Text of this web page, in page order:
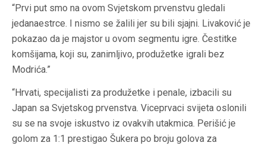
“Prvi put smo na ovom Svjetskom prvenstvu gledali
jedanaestrce. I nismo se žalili jer su bili sjajni. Livaković je
pokazao da je majstor u ovom segmentu igre. Čestitke
komšijama, koji su, zanimljivo, produžetke igrali bez
Modrića.”
“Hrvati, specijalisti za produžetke i penale, izbacili su
Japan sa Svjetskog prvenstva. Viceprvaci svijeta oslonili
su se na svoje iskustvo iz ovakvih utakmica. Perišić je
golom za 1:1 prestigao Šukera po broju golova za